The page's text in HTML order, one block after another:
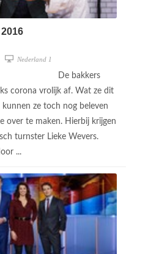
Nederland 1
De bakkers
corona vrolijk af. Wat ze dit
kunnen ze toch nog beleven
over te maken. Hierbij krijgen
turnster Lieke Wevers.
...